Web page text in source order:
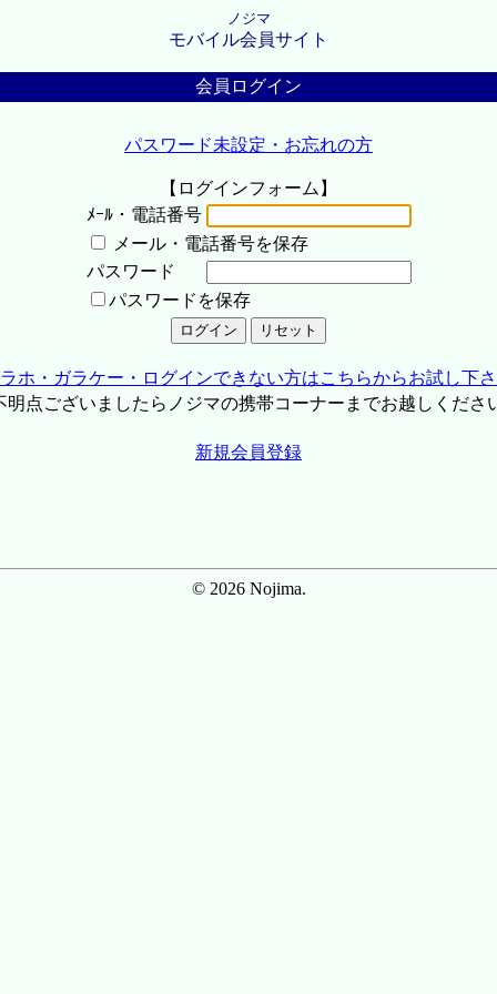
ノジマ
モバイル会員サイト
会員ログイン
パスワード未設定・お忘れの方
【ログインフォーム】
ﾒｰﾙ・電話番号
メール・電話番号を保存
パスワード
パスワードを保存
ホ・ガラケー・ログインできない方はこちらからお試し下
点ございましたらノジマの携帯コーナーまでお越しくださ
新規会員登録
© 2026 Nojima.